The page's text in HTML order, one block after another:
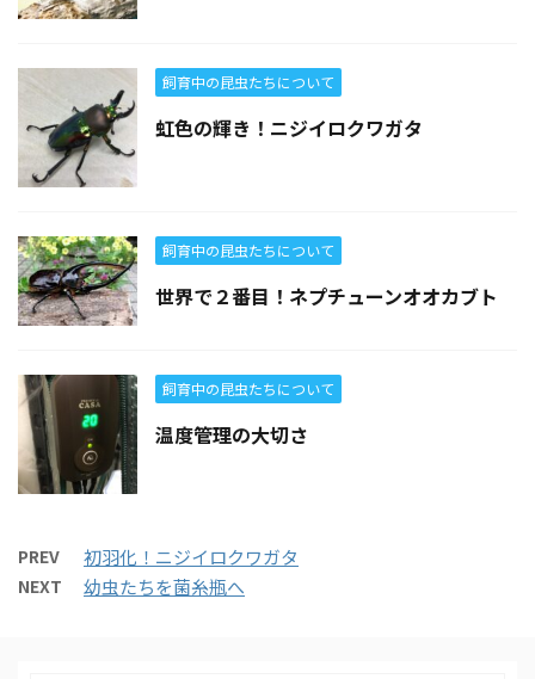
飼育中の昆虫たちについて
虹色の輝き！ニジイロクワガタ
飼育中の昆虫たちについて
世界で２番目！ネプチューンオオカブト
飼育中の昆虫たちについて
温度管理の大切さ
PREV 初羽化！ニジイロクワガタ
NEXT 幼虫たちを菌糸瓶へ